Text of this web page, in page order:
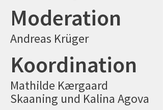
Moderation
Andreas Krüger
Koordination
Mathilde Kærgaard
Skaaning und Kalina Agova